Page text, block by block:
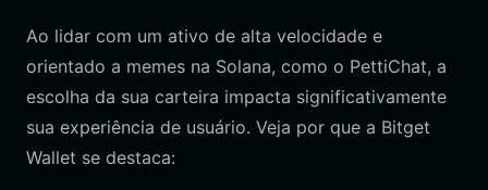
Ao lidar com um ativo de alta velocidade e
orientado a memes na Solana, como o PettiChat, a
escolha da sua carteira impacta significativamente
sua experiência de usuário. Veja por que a Bitget
Wallet se destaca: